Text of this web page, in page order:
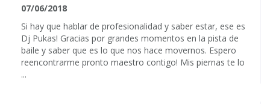
07/06/2018
Si hay que hablar de profesionalidad y saber estar, ese es
Dj Pukas! Gracias por grandes momentos en la pista de
baile y saber que es lo que nos hace movernos. Espero
reencontrarme pronto maestro contigo! Mis piernas te lo
...